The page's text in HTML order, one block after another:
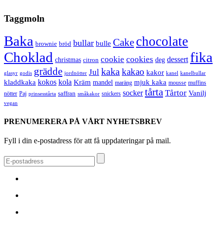
Taggmoln
Baka brownie bröd bullar bulle Cake chocolate
Choklad christmas citron cookie cookies deg dessert fika
glasyr godis grädde jordnötter Jul kaka kakao kakor kanel kanelbullar
kladdkaka kokos kola Kräm mandel maräng mjuk kaka mousse muffins
nötter Paj prinsesstårta saffran småkakor snickers socker tårta Tårtor Vanilj
vegan
PRENUMERERA PÅ VÅRT NYHETSBREV
Fyll i din e-postadress för att få uppdateringar på mail.